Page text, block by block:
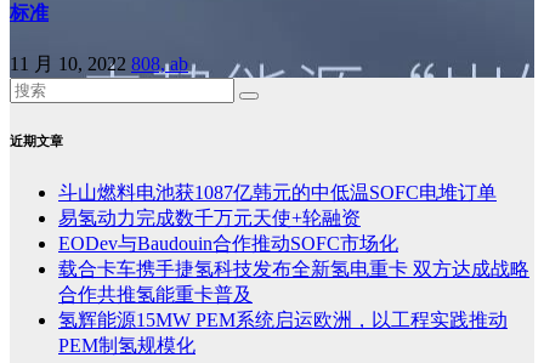
标准
11 月 10, 2022 808, ab
近期文章
斗山燃料电池获1087亿韩元的中低温SOFC电堆订单
易氢动力完成数千万元天使+轮融资
EODev与Baudouin合作推动SOFC市场化
载合卡车携手捷氢科技发布全新氢电重卡 双方达成战略
合作共推氢能重卡普及
氢辉能源15MW PEM系统启运欧洲，以工程实践推动
PEM制氢规模化